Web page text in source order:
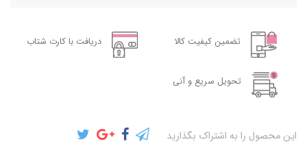
تضمین کیفیت کالا دریافت با کارت شتاب
تحویل سریع و آنی
این محصول را به اشتراک بگذارید